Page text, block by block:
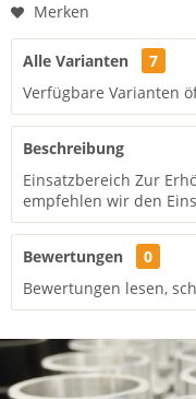
Merken
Alle Varianten
7
Verfügbare Varianten
Beschreibung
Einsatzbereich Zur
empfehlen wir den
Bewertungen
0
Bewertungen lesen,